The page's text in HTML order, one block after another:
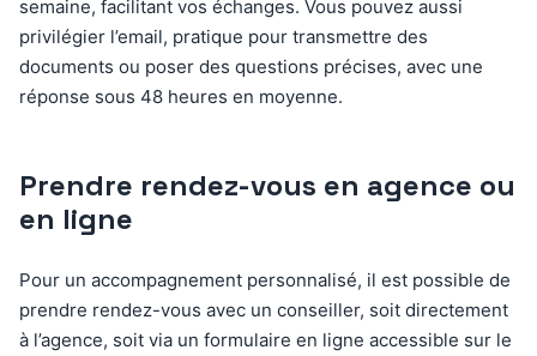
semaine, facilitant vos échanges. Vous pouvez aussi
privilégier l’email, pratique pour transmettre des
documents ou poser des questions précises, avec une
réponse sous 48 heures en moyenne.
Prendre rendez-vous en agence ou
en ligne
Pour un accompagnement personnalisé, il est possible de
prendre rendez-vous avec un conseiller, soit directement
à l’agence, soit via un formulaire en ligne accessible sur le